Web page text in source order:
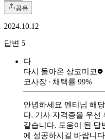
공유
2024.10.12
답변 5
다
다시 돌아온 상코미코
코사장 ∙ 채택률 99%
안녕하세요 멘티님 해
다. 기사 자격증을 우선
같습니다. 도움이 된 답
에 성공하시길 바랍니